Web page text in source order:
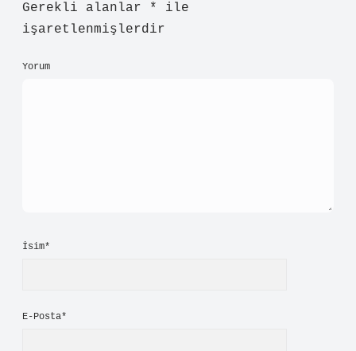
Gerekli alanlar
*
ile
işaretlenmişlerdir
Yorum
İsim*
E-Posta*